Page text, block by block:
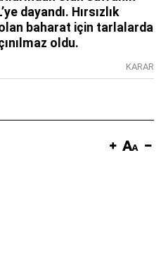
dayandı. Hırsızlık
baharat için tarlalarda
oldu.
KARAR